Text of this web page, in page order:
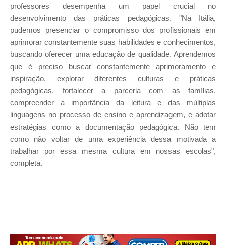
professores desempenha um papel crucial no
desenvolvimento das práticas pedagógicas. "Na Itália,
pudemos presenciar o compromisso dos profissionais em
aprimorar constantemente suas habilidades e conhecimentos,
buscando oferecer uma educação de qualidade. Aprendemos
que é preciso buscar constantemente aprimoramento e
inspiração, explorar diferentes culturas e práticas
pedagógicas, fortalecer a parceria com as famílias,
compreender a importância da leitura e das múltiplas
linguagens no processo de ensino e aprendizagem, e adotar
estratégias como a documentação pedagógica. Não tem
como não voltar de uma experiência dessa motivada a
trabalhar por essa mesma cultura em nossas escolas",
completa.